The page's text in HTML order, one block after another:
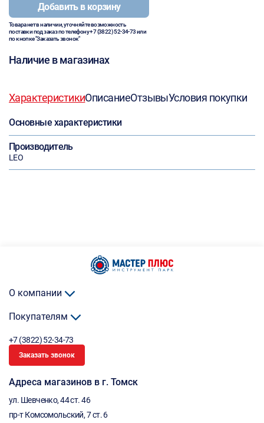
Добавить в корзину
Товара нет в наличии, уточняйте возможность
поставки под заказ по телефону+7 (3822) 52-34-73или
по кнопке "Заказать звонок"
Наличие в магазинах
ХарактеристикиОписаниеОтзывыУсловия покупки
Основные характеристики
Производитель
LEO
О компании
Покупателям
+7 (3822) 52-34-73
Заказать звонок
Адреса магазинов в г. Томск
ул. Шевченко, 44 ст. 46
пр-т Комсомольский, 7 ст. 6